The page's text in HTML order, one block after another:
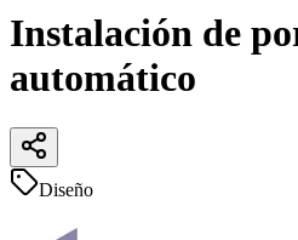
Instalación de
automático
Diseño